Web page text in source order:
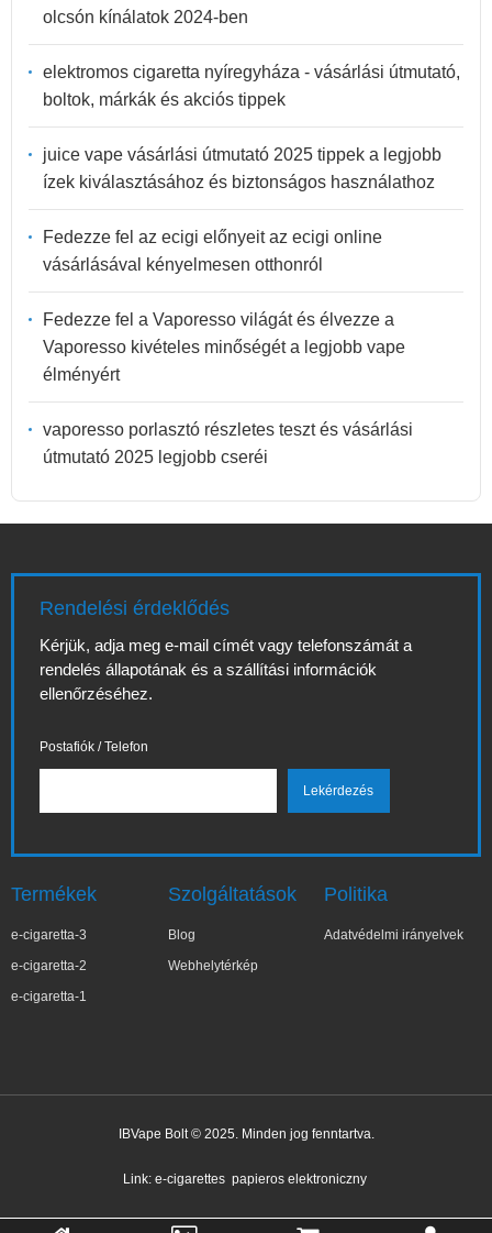
olcsón kínálatok 2024-ben
elektromos cigaretta nyíregyháza - vásárlási útmutató,
boltok, márkák és akciós tippek
juice vape vásárlási útmutató 2025 tippek a legjobb
ízek kiválasztásához és biztonságos használathoz
Fedezze fel az ecigi előnyeit az ecigi online
vásárlásával kényelmesen otthonról
Fedezze fel a Vaporesso világát és élvezze a
Vaporesso kivételes minőségét a legjobb vape
élményért
vaporesso porlasztó részletes teszt és vásárlási
útmutató 2025 legjobb cseréi
Rendelési érdeklődés
Kérjük, adja meg e-mail címét vagy telefonszámát a
rendelés állapotának és a szállítási információk
ellenőrzéséhez.
Postafiók / Telefon
Termékek
e-cigaretta-3
e-cigaretta-2
e-cigaretta-1
Szolgáltatások
Blog
Webhelytérkép
Politika
Adatvédelmi irányelvek
IBVape Bolt © 2025. Minden jog fenntartva.
Link: e-cigarettes papieros elektroniczny
✕
Zo***ia